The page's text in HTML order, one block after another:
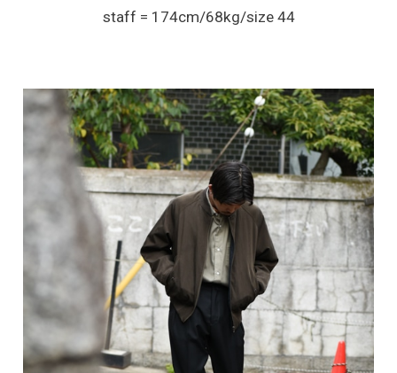
staff = 174cm/68kg/size 44